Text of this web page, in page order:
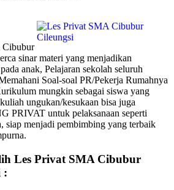
sinar materi yang menjadikan
anak, Pelajaran sekolah seluruh
Soal-soal PR/Pekerja Rumahnya
mungkin sebagai siswa yang
ungukan/kesukaan bisa juga
PRIVAT untuk pelaksanaan seperti
siap menjadi pembimbing yang terbaik
Les Privat SMA Cibubur
: